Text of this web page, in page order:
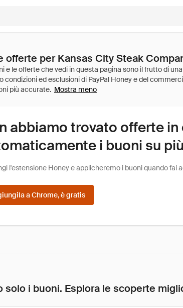
offerte per Kansas City Steak
Mostra meno
abbiamo trovato offerte
i buoni su
l'estensione Honey e applicheremo i buoni quando fai
a Chrome, è gratis
solo i buoni. Esplora le scoperte